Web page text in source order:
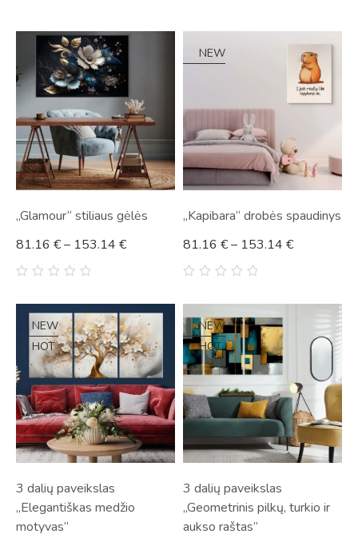
„Glamour“ stiliaus gėlės
81.16 €– 153.14 €
NEW
„Kapibara“ drobės spaudinys
5
81.16 €– 153.14 €
NEW
HOT
3 dalių paveikslas
„Elegantiškas medžio
motyvas”
NEW
HOT
3 dalių paveikslas
„Geometrinis pilkų, turkio ir
aukso raštas”